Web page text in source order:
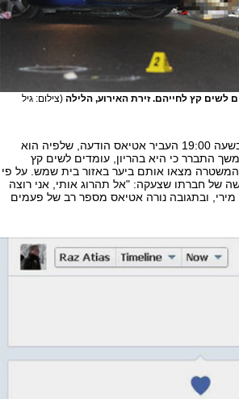
לשים קץ לחייהם. זירת האירוע, הלילה (צילום: גיל
מחקירת המשטרה עולה כי אמש בשעה 19:00 העביר אטיאס הודעה, שלפיה הוא
שבהמשך התברר כי היא בהריון, עומדים לשים קץ
המשטרה מצאו אותם ביער באזור בית שמש. על פי
של חברתו שצעקה: "אל תהרוג אותי, אני רוצה
ובתגובה נורה אטיאס מספר רב של פעמים